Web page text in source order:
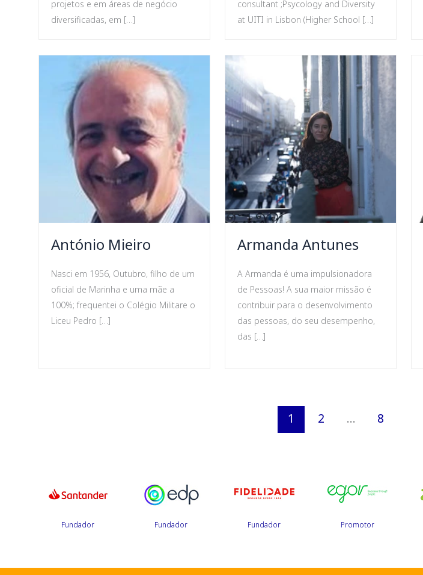
projetos e em áreas de negócio
diversificadas, em […]
consultant ;Psycology and Diversity
at UITI in Lisbon (Higher School […]
António Mieiro
Nasci em 1956, Outubro, filho de um
oficial de Marinha e uma mãe a
100%; frequentei o Colégio Militare o
Liceu Pedro […]
Armanda Antunes
A Armanda é uma impulsionadora
de Pessoas! A sua maior missão é
contribuir para o desenvolvimento
das pessoas, do seu desempenho,
das […]
1 2 … 8
Fundador Fundador Fundador Promotor